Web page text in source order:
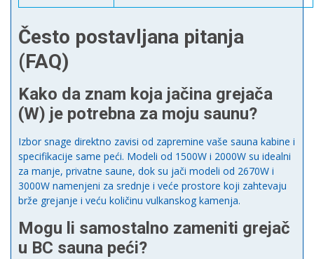
Često postavljana pitanja
(FAQ)
Kako da znam koja jačina grejača
(W) je potrebna za moju saunu?
Izbor snage direktno zavisi od zapremine vaše sauna kabine i
specifikacije same peći. Modeli od 1500W i 2000W su idealni
za manje, privatne saune, dok su jači modeli od 2670W i
3000W namenjeni za srednje i veće prostore koji zahtevaju
brže grejanje i veću količinu vulkanskog kamenja.
Mogu li samostalno zameniti grejač
u BC sauna peći?